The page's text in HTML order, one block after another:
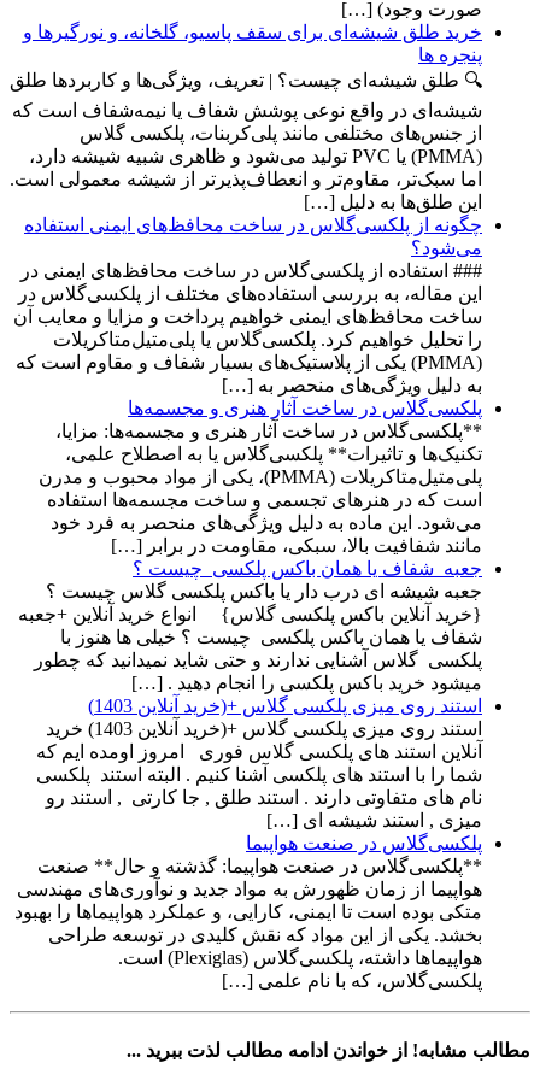
صورت وجود) […]
خرید طلق شیشه‌ای برای سقف پاسیو، گلخانه، و نورگیرها و
پنجره ها
🔍 طلق شیشه‌ای چیست؟ | تعریف، ویژگی‌ها و کاربردها طلق
شیشه‌ای در واقع نوعی پوشش شفاف یا نیمه‌شفاف است که
از جنس‌های مختلفی مانند پلی‌کربنات، پلکسی گلاس
(PMMA) یا PVC تولید می‌شود و ظاهری شبیه شیشه دارد،
اما سبک‌تر، مقاوم‌تر و انعطاف‌پذیرتر از شیشه معمولی است.
این طلق‌ها به دلیل […]
چگونه از پلکسی‌گلاس در ساخت محافظ‌های ایمنی استفاده
می‌شود؟
### استفاده از پلکسی‌گلاس در ساخت محافظ‌های ایمنی در
این مقاله، به بررسی استفاده‌های مختلف از پلکسی‌گلاس در
ساخت محافظ‌های ایمنی خواهیم پرداخت و مزایا و معایب آن
را تحلیل خواهیم کرد. پلکسی‌گلاس یا پلی‌متیل‌متاکریلات
(PMMA) یکی از پلاستیک‌های بسیار شفاف و مقاوم است که
به دلیل ویژگی‌های منحصر به […]
پلکسی‌گلاس در ساخت آثار هنری و مجسمه‌ها
**پلکسی‌گلاس در ساخت آثار هنری و مجسمه‌ها: مزایا،
تکنیک‌ها و تاثیرات** پلکسی‌گلاس یا به اصطلاح علمی،
پلی‌متیل‌متاکریلات (PMMA)، یکی از مواد محبوب و مدرن
است که در هنرهای تجسمی و ساخت مجسمه‌ها استفاده
می‌شود. این ماده به دلیل ویژگی‌های منحصر به فرد خود
مانند شفافیت بالا، سبکی، مقاومت در برابر […]
جعبه شفاف یا همان باکس پلکسی چیست ؟
جعبه شیشه ای درب دار یا باکس پلکسی گلاس چیست ؟
{خرید آنلاین باکس پلکسی گلاس} انواع خرید آنلاین +جعبه
شفاف یا همان باکس پلکسی چیست ؟ خیلی ها هنوز با
پلکسی گلاس آشنایی ندارند و حتی شاید نمیدانید که چطور
میشود خرید باکس پلکسی را انجام دهید . […]
استند روی میزی پلکسی گلاس +(خرید آنلاین 1403)
استند روی میزی پلکسی گلاس +(خرید آنلاین 1403) خرید
آنلاین استند های پلکسی گلاس فوری امروز اومده ایم که
شما را با استند های پلکسی آشنا کنیم . البته استند پلکسی
نام های متفاوتی دارند . استند طلق , جا کارتی , استند رو
میزی , استند شیشه ای […]
پلکسی‌گلاس در صنعت هواپیما
**پلکسی‌گلاس در صنعت هواپیما: گذشته و حال** صنعت
هواپیما از زمان ظهورش به مواد جدید و نوآوری‌های مهندسی
متکی بوده است تا ایمنی، کارایی، و عملکرد هواپیماها را بهبود
بخشد. یکی از این مواد که نقش کلیدی در توسعه طراحی
هواپیماها داشته، پلکسی‌گلاس (Plexiglas) است.
پلکسی‌گلاس، که با نام علمی […]
مطالب مشابه! از خواندن ادامه مطالب لذت ببرید ...